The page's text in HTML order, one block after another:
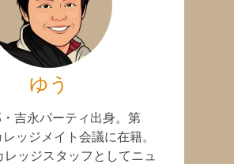
ゆう
吉永パーティ出身。第
ッジメイト会議に在籍。
レッジスタッフとしてニュ